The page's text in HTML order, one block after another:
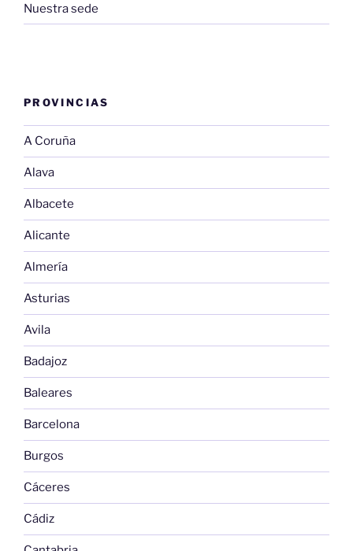
Nuestra sede
PROVINCIAS
A Coruña
Alava
Albacete
Alicante
Almería
Asturias
Avila
Badajoz
Baleares
Barcelona
Burgos
Cáceres
Cádiz